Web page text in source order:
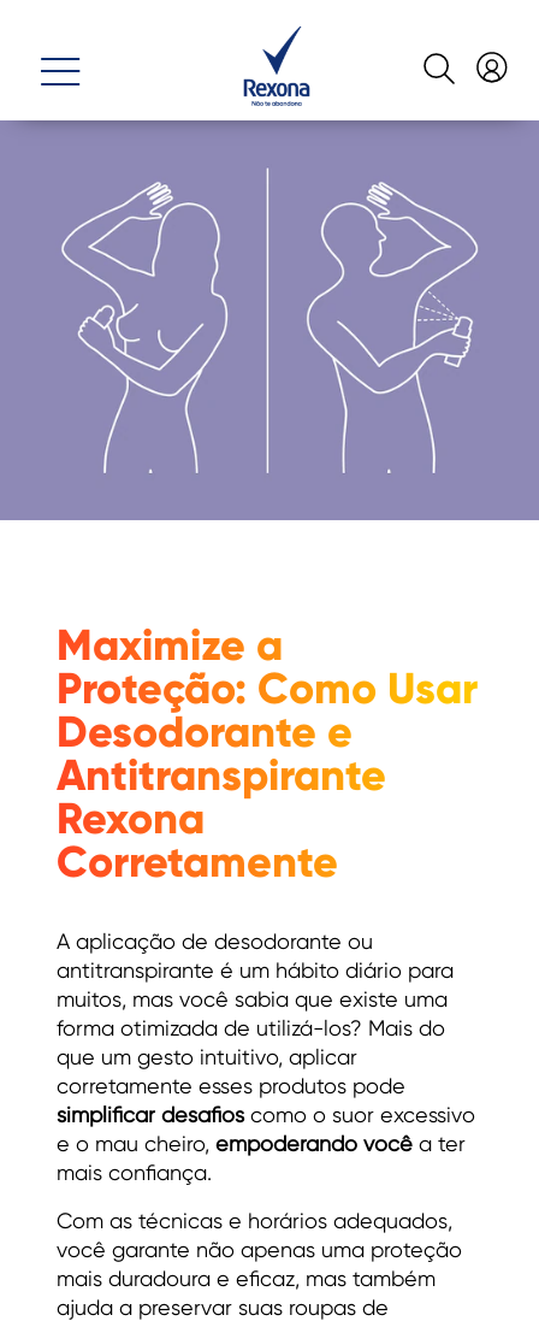
Maximize a
Proteção: Como Usar
Desodorante e
Antitranspirante
Rexona
Corretamente
A aplicação de desodorante ou
antitranspirante é um hábito diário para
muitos, mas você sabia que existe uma
forma otimizada de utilizá-los? Mais do
que um gesto intuitivo, aplicar
corretamente esses produtos pode
simplificar desafioscomo o suor excessivo
e o mau cheiro, empoderando você a ter
mais confiança.
Com as técnicas e horários adequados,
você garante não apenas uma proteção
mais duradoura e eficaz, mas também
ajuda a preservar suas roupas de